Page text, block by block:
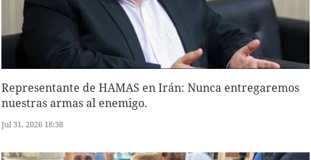
Representante de HAMAS en Irán: Nunca entregaremos
nuestras armas al enemigo.
Jul 31, 2026 18:38